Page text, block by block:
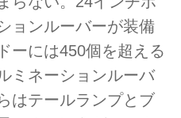
ョンルーバーが装備
ーには450個を超える
ミネーションルーバ
はテールランプとブ